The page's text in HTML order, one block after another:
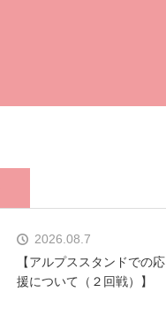
2026.08.7
【アルプススタンドでの応
援について（２回戦）】